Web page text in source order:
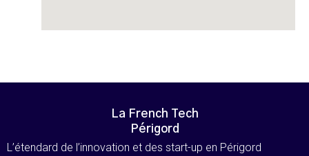
La French Tech
Périgord
L’étendard de l’innovation et des start-up en Périgord